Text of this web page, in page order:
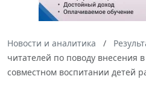
Новости и аналитика
читателей по поводу внесения
совместном воспитании детей